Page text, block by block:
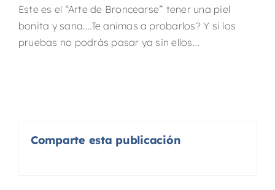
Este es el “Arte de Broncearse” tener una piel
bonita y sana….Te animas a probarlos? Y si los
pruebas no podrás pasar ya sin ellos…
Comparte esta publicación